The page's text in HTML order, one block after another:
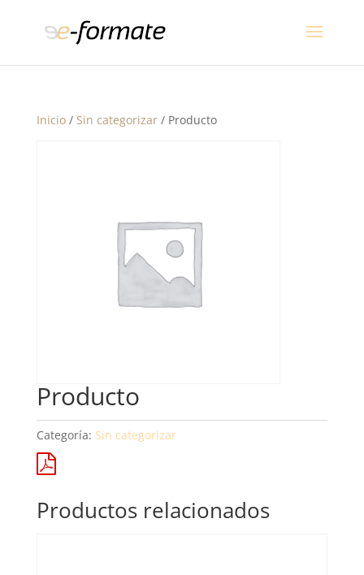
Inicio/ Sin categorizar/ Producto
Producto
Categoría: Sin categorizar
Productos relacionados